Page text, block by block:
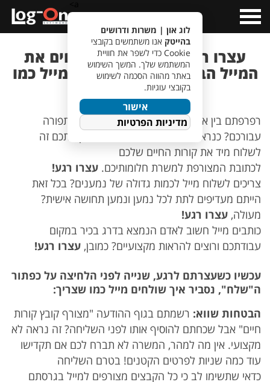
Menu
עצרו רגע לפני שאתם שולחים את
המייל הבא! (או: איך שולחים מייל כמו
שצריך)
רפרפתם בין אתרי הדרושים ומצאתם משרה שתפורה
עבורכם? כנראה שברגע זה, כל מה שמעניין אתכם זה
לשלוח מיד את קורות החיים שלכם
לכתובת המצורפת למשרת חלומותיכם. עצרו רגע!
צריכים לשלוח מייל לכמות גדולה של נמענים? בכל זאת
הייתם מעדיפים לתת לכל נמען ונמען תחושה אישית?
מעולה, עצרו רגע!
כותבים מייל חשוב לאדם הנמצא בדרג בכיר במקום
עבודתכם ורוצים להראות מקצועיים? כמובן, עצרו רגע!
עכשיו כשעצרתם לרגע, שנייה לפני הלחיצה על כפתור
ה"שלח", נסביר איך שולחים מייל כמו שצריך:
הבטחות שווא: רשמתם בגוף ההודעה "מצורף קובץ קורות
חיים" אבל שכחתם להוסיף אותו לפני השליחה? זה נראה לא
מקצועי. אין מה למהר, המשרה לא תברח לכם אם תקדישו
עוד כמה שניות לפרטים הקטנים! בטרם השליחה
כדאי שתשימו לב כי כל הקבצים מצורפים למייל בגרסתם
לוג און | משרות ודרושים
בהייטק אנו משתמשים בקובצי
Cookie כדי לשפר את חוויית
המשתמש שלך. המשך השימוש
באתר מהווה הסכמה לשימוש
בקובצי עוגיות.
אישור
מדיניות הפרטיות